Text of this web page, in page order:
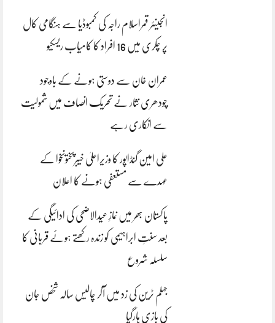
انجینئر قمراسلام راجہ کی کمبوڈیا سے ہنگامی کال
پر چکری میں 16 افراد کا کامیاب ریسکیو
عمران خان سے دوستی ہونے کے باوجود
چودھری نثار نے تحریک انصاف میں شمولیت
سے انکاری رہے
علی امین گنڈاپور کا وزیراعلیٰ خیبرپختونخوا کے
عہدے سے مستعفی ہونے کا اعلان
پاکستان بھر میں نمازِ عیدالاضحی کی ادائیگی کے
بعد سنتِ ابراہیمی کو زندہ رکھتے ہوئے قربانی کا
سلسلہ شروع
جہلم ٹرین کی زد میں آکر چالیس سالہ شخص جان
کی بازی ہارگیا